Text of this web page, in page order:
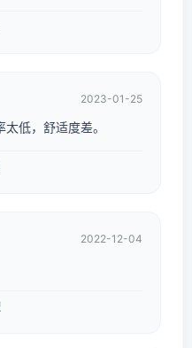
2023-01-25
低，舒适度差。
2022-12-04